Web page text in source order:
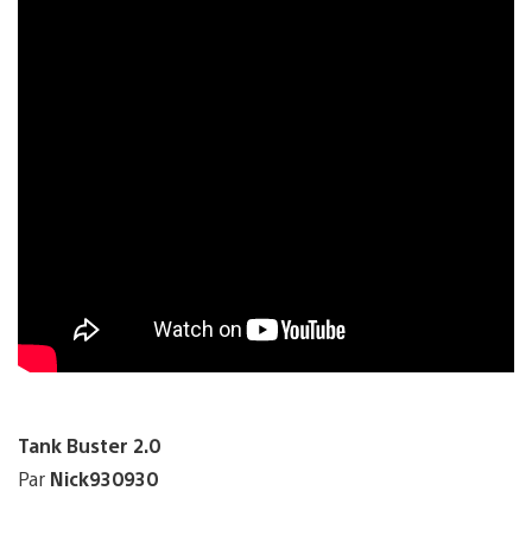
Tank Buster 2.0
Par Nick930930